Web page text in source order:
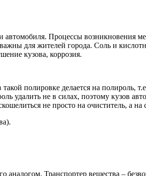
автомобиля. Процессы
для жителей города. Соль и
кузова, коррозия.
полировке делается на
удалить не в силах, поэтому кузов
не просто на очиститель, а на
Транспортер вещества –